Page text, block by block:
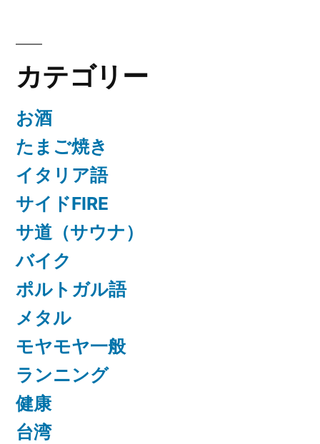
カテゴリー
お酒
たまご焼き
イタリア語
サイドFIRE
サ道（サウナ）
バイク
ポルトガル語
メタル
モヤモヤ一般
ランニング
健康
台湾